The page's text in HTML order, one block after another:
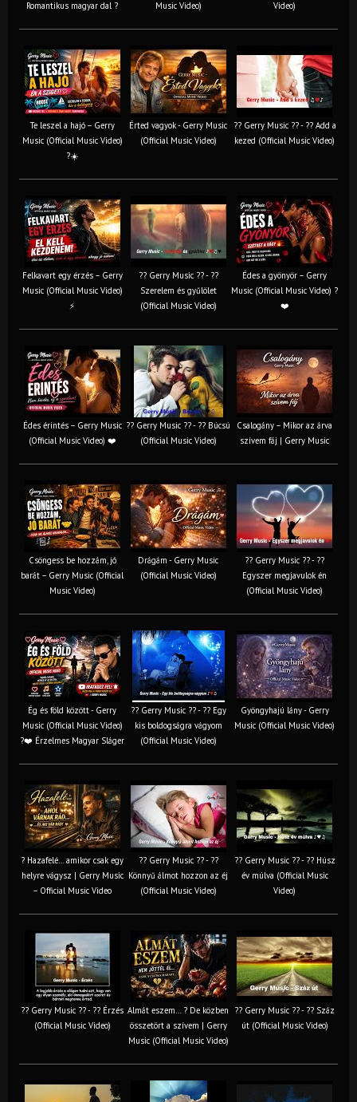
Romantikus magyar dal ? Music Video) Video)
Te leszel a hajó – Gerry
Music (Official Music Video)
?☀️
Érted vagyok - Gerry Music
(Official Music Video)
?? Gerry Music ?? - ?? Add a
kezed (Official Music Video)
Felkavart egy érzés – Gerry
Music (Official Music Video)
⚡
?? Gerry Music ?? - ??
Szerelem és gyűlölet
(Official Music Video)
Édes a gyönyör – Gerry
Music (Official Music Video) ?
❤️
Édes érintés – Gerry Music
(Official Music Video) ❤️
?? Gerry Music ?? - ?? Búcsú
(Official Music Video)
Csalogány – Mikor az árva
szívem fáj | Gerry Music
Csöngess be hozzám, jó
barát – Gerry Music (Official
Music Video)
Drágám - Gerry Music
(Official Music Video)
?? Gerry Music ?? - ??
Egyszer megjavulok én
(Official Music Video)
Ég és föld között - Gerry
Music (Official Music Video)
?❤️ Érzelmes Magyar Sláger
?? Gerry Music ?? - ?? Egy
kis boldogságra vágyom
(Official Music Video)
Gyöngyhajú lány - Gerry
Music (Official Music Video)
? Hazafelé… amikor csak egy
helyre vágysz | Gerry Music
– Official Music Video
?? Gerry Music ?? - ??
Könnyű álmot hozzon az éj
(Official Music Video)
?? Gerry Music ?? - ?? Húsz
év múlva (Official Music
Video)
?? Gerry Music ?? - ?? Érzés
(Official Music Video)
Almát eszem… ? De közben
összetört a szívem | Gerry
Music (Official Music Video)
?? Gerry Music ?? - ?? Száz
út (Official Music Video)